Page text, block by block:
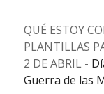
QUÉ ESTOY
PLANTILLAS
2 DE ABRIL -
Guerra de las